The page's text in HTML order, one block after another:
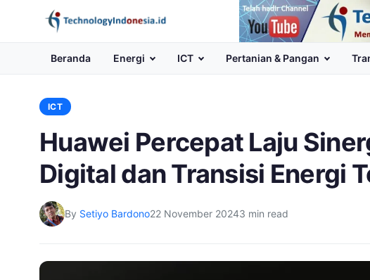
Channel
Youtube
Beranda Energi ICT Pertanian & Pangan
ICT
Huawei Percepat Laju
Digital dan Transisi Energi
By Setiyo Bardono22 November 20243 min read